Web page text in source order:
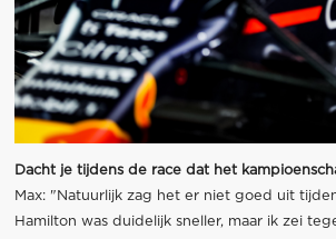
Dacht je tijdens de race dat het
Max: "Natuurlijk zag het er niet goed uit
Hamilton was duidelijk sneller, maar ik zei